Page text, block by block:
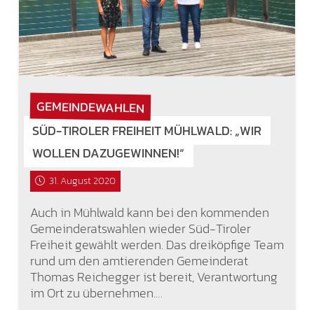
GEMEINDEWAHLEN
SÜD-TIROLER FREIHEIT MÜHLWALD: „WIR
WOLLEN DAZUGEWINNEN!“
31. August 2020
Auch in Mühlwald kann bei den kommenden
Gemeinderatswahlen wieder Süd-Tiroler
Freiheit gewählt werden. Das dreiköpfige Team
rund um den amtierenden Gemeinderat
Thomas Reichegger ist bereit, Verantwortung
im Ort zu übernehmen.…